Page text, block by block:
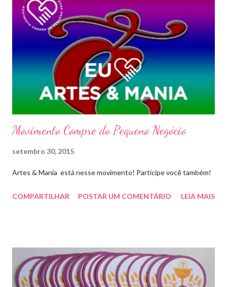
Movimento Compre do Pequeno Negócio
setembro 30, 2015
Artes & Mania está nesse movimento! Participe você também!
COMPARTILHAR POSTAR UM COMENTÁRIO LEIA MAIS